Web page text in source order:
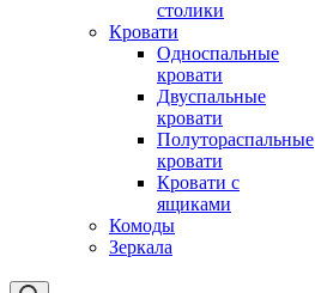
столики
Кровати
Односпальные
кровати
Двуспальные
кровати
Полутораспальные
кровати
Кровати с
ящиками
Комоды
Зеркала